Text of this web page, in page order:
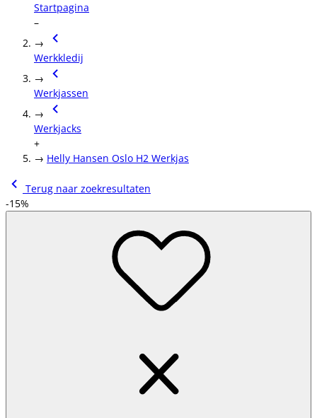
Startpagina
–
→
Werkkledij
→
Werkjassen
→
Werkjacks
+
→ Helly Hansen Oslo H2 Werkjas
Terug naar zoekresultaten
-15%